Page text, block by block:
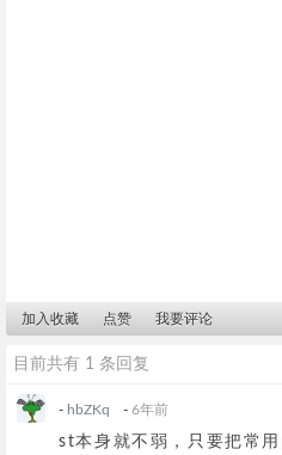
加入收藏 点赞 我要评论
目前共有 1 条回复
- hbZKq -6年前
st本身就不弱，只要把常